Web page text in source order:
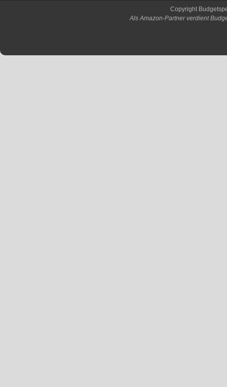
Copyright
Als Amazon-Partner verdient